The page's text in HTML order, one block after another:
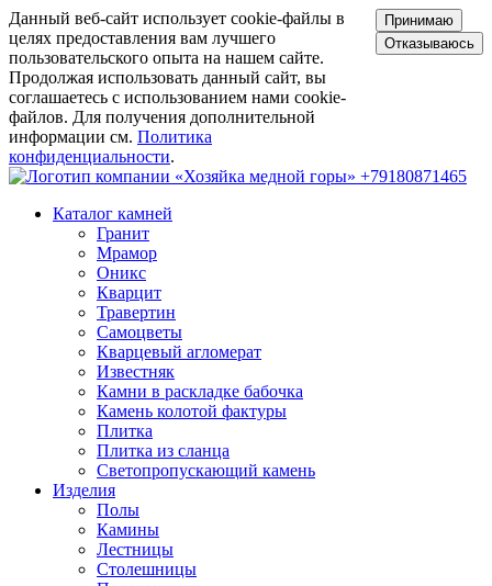
Данный веб-сайт использует cookie-файлы в
целях предоставления вам лучшего
пользовательского опыта на нашем сайте.
Продолжая использовать данный сайт, вы
соглашаетесь с использованием нами cookie-
файлов. Для получения дополнительной
информации см. Политика
конфиденциальности.
Принимаю
Отказываюсь
+79180871465
Каталог камней
Гранит
Мрамор
Оникс
Кварцит
Травертин
Самоцветы
Кварцевый агломерат
Известняк
Камни в раскладке бабочка
Камень колотой фактуры
Плитка
Плитка из сланца
Светопропускающий камень
Изделия
Полы
Камины
Лестницы
Столешницы